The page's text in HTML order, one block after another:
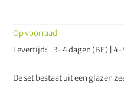
De set bestaat uit een glazen
Op voorraad
Levertijd
3-4 dagen (BE) |